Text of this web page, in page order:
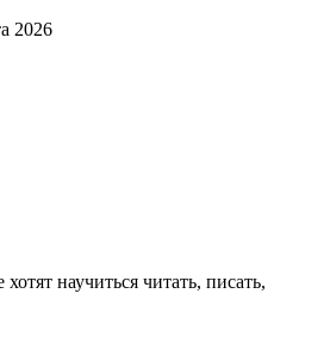
2026
научиться читать, писать,